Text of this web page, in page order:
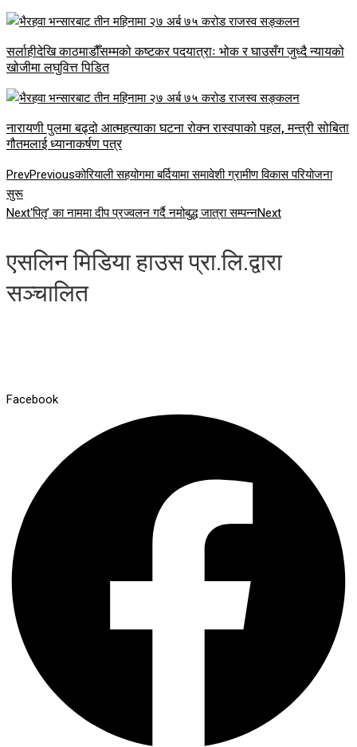
सर्लाहीदेखि काठमाडौँसम्मको कष्टकर पदयात्राः भोक र घाउसँग जुध्दै न्यायको
खोजीमा लघुवित्त पिडित
नारायणी पुलमा बढ्दो आत्महत्याका घटना रोक्न रास्वपाको पहल, मन्त्री सोबिता
गौतमलाई ध्यानाकर्षण पत्र
PrevPreviousकोरियाली सहयोगमा बर्दियामा समावेशी ग्रामीण विकास परियोजना
सुरू
Next‘पितृ’ का नाममा दीप प्रज्वलन गर्दै नमोबुद्ध जात्रा सम्पन्नNext
एसलिन मिडिया हाउस प्रा.लि.द्वारा
सञ्चालित
Facebook